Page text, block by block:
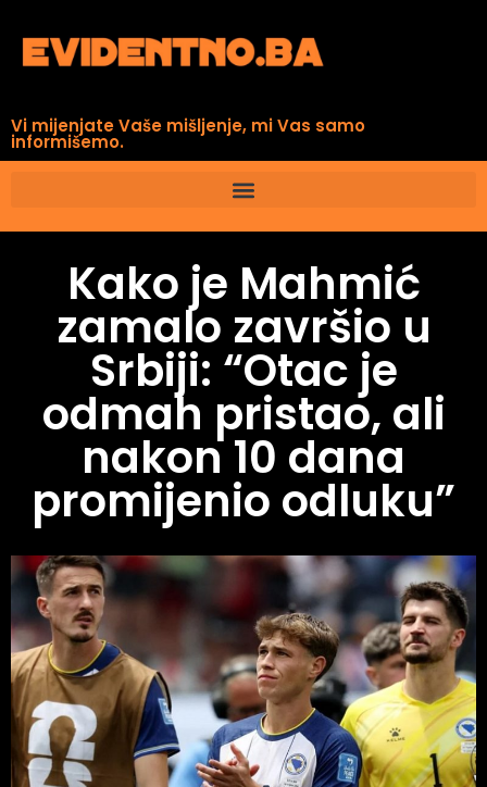
Vi mijenjate Vaše mišljenje, mi Vas samo
informišemo.
Kako je Mahmić
zamalo završio u
Srbiji: “Otac je
odmah pristao, ali
nakon 10 dana
promijenio odluku”